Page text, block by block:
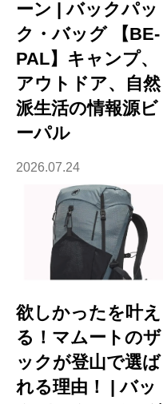
ーン | バックパッ
ク・バッグ 【BE-
PAL】キャンプ、
アウトドア、自然
派生活の情報源ビ
ーパル
2026.07.24
欲しかったを叶え
る！マムートのザ
ックが登山で選ば
れる理由！ | バッ